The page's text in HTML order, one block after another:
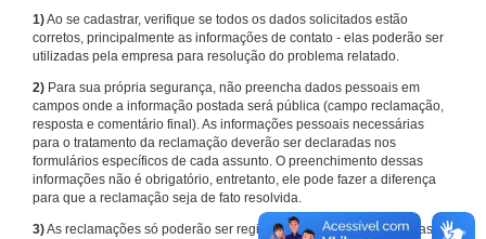
1)Ao se cadastrar, verifique se todos os dados solicitados estão
corretos, principalmente as informações de contato - elas poderão ser
utilizadas pela empresa para resolução do problema relatado.
2) Para sua própria segurança, não preencha dados pessoais em
campos onde a informação postada será pública (campo reclamação,
resposta e comentário final). As informações pessoais necessárias
para o tratamento da reclamação deverão ser declaradas nos
formulários específicos de cada assunto. O preenchimento dessas
informações não é obrigatório, entretanto, ele pode fazer a diferença
para que a reclamação seja de fato resolvida.
3)As reclamações só poderão ser registradas em face de empresas